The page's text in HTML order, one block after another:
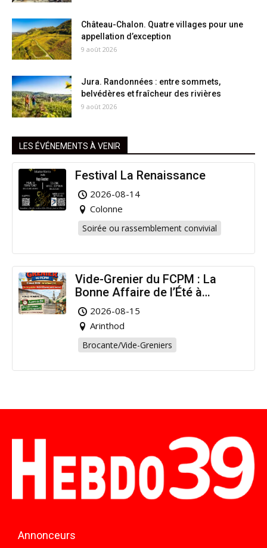
Château-Chalon. Quatre villages pour une
appellation d’exception
9 août 2026
Jura. Randonnées : entre sommets,
belvédères et fraîcheur des rivières
9 août 2026
LES ÉVÉNEMENTS À VENIR
Festival La Renaissance
2026-08-14
Colonne
Soirée ou rassemblement convivial
Vide-Grenier du FCPM : La
Bonne Affaire de l’Été à
Arinthod !
2026-08-15
Arinthod
Brocante/Vide-Greniers